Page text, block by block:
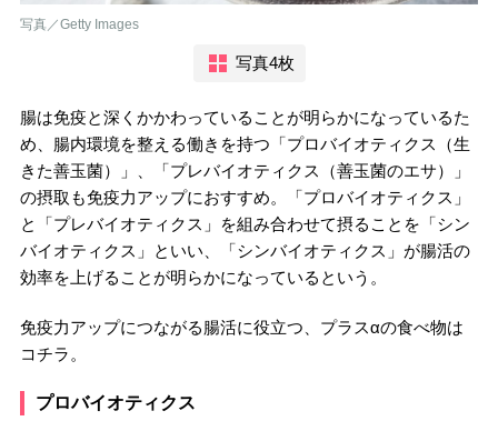
写真／Getty Images
写真4枚
腸は免疫と深くかかわっていることが明らかになっているた
め、腸内環境を整える働きを持つ「プロバイオティクス（生
きた善玉菌）」、「プレバイオティクス（善玉菌のエサ）」
の摂取も免疫力アップにおすすめ。「プロバイオティクス」
と「プレバイオティクス」を組み合わせて摂ることを「シン
バイオティクス」といい、「シンバイオティクス」が腸活の
効率を上げることが明らかになっているという。
免疫力アップにつながる腸活に役立つ、プラスαの食べ物は
コチラ。
プロバイオティクス